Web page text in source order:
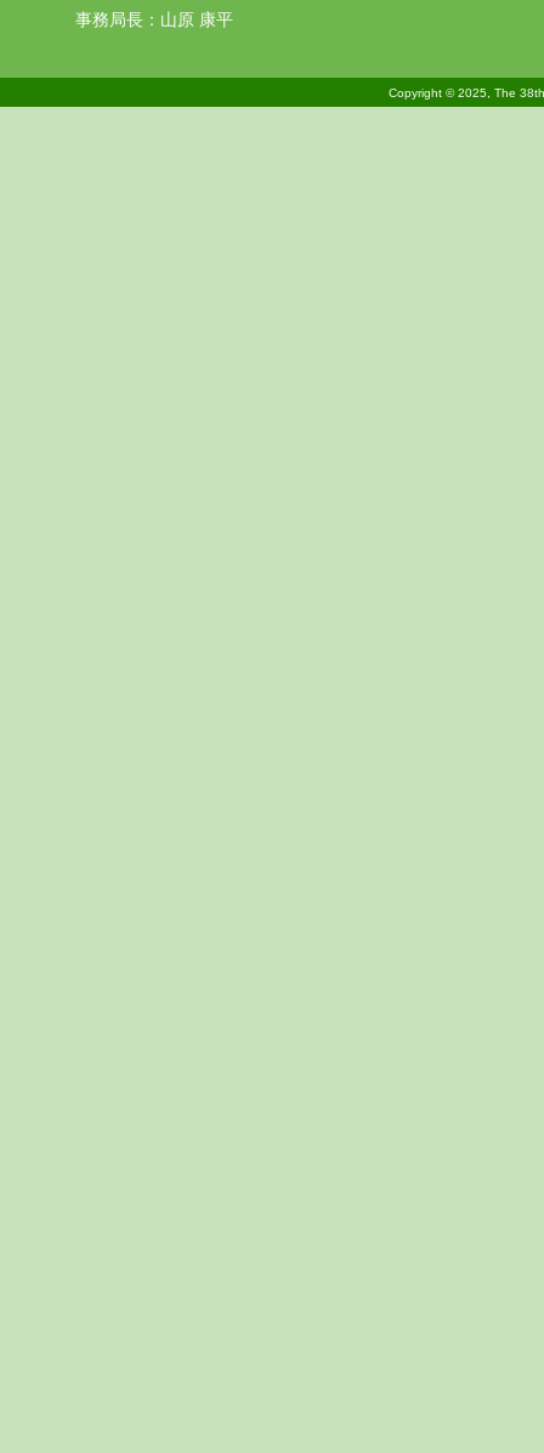
事務局長：山原 康平
Copyright © 2025, The